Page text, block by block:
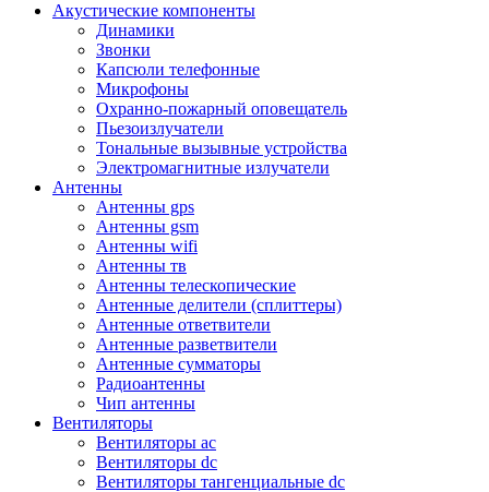
Акустические компоненты
Динамики
Звонки
Капсюли телефонные
Микрофоны
Охранно-пожарный оповещатель
Пьезоизлучатели
Тональные вызывные устройства
Электромагнитные излучатели
Антенны
Антенны gps
Антенны gsm
Антенны wifi
Антенны тв
Антенны телескопические
Антенные делители (сплиттеры)
Антенные ответвители
Антенные разветвители
Антенные сумматоры
Радиоантенны
Чип антенны
Вентиляторы
Вентиляторы ac
Вентиляторы dc
Вентиляторы тангенциальные dc